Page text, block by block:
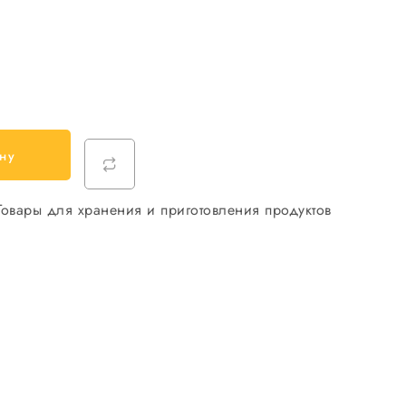
для хранения и приготовления продуктов